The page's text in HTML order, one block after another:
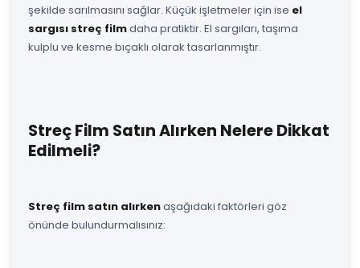
şekilde sarılmasını sağlar. Küçük işletmeler için ise el
sargısı streç filmdaha pratiktir. El sargıları, taşıma
kulplu ve kesme bıçaklı olarak tasarlanmıştır.
Streç Film Satın Alırken Nelere Dikkat
Edilmeli?
Streç film satın alırkenaşağıdaki faktörleri göz
önünde bulundurmalısınız: